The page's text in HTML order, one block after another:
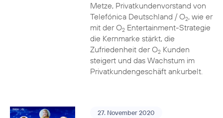
Metze, Privatkundenvorstand von
Telefónica Deutschland / O2, wie er
mit der O2Entertainment-Strategie
die Kernmarke stärkt, die
Zufriedenheit der O2Kunden
steigert und das Wachstum im
Privatkundengeschäft ankurbelt.
27. November 2020